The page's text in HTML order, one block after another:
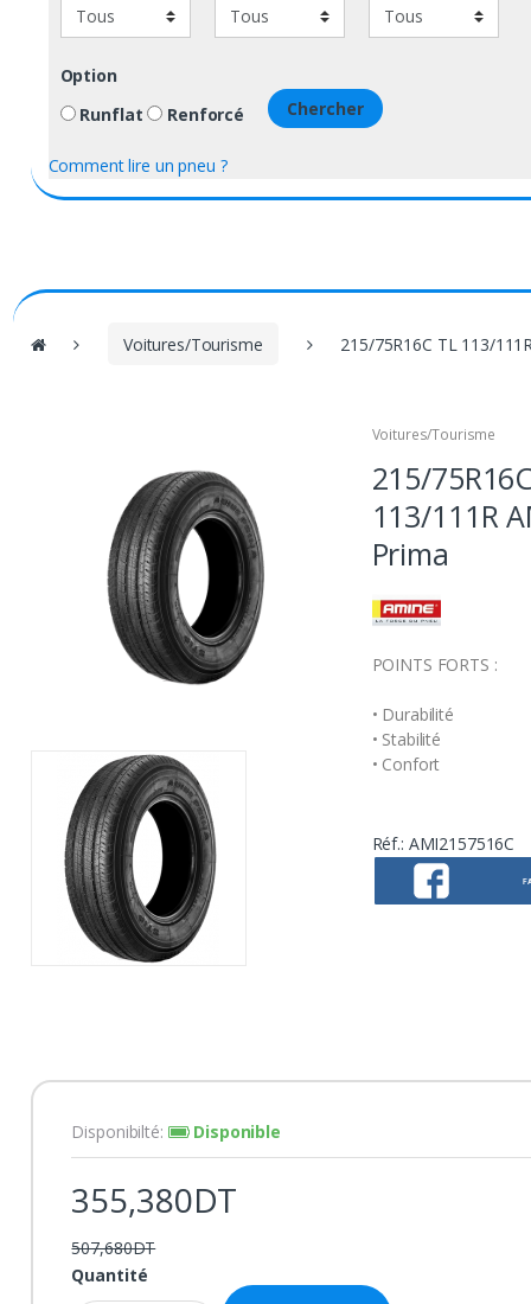
Option
Runflat
Renforcé Chercher
Comment lire un pneu ?
V
Voitures/Tourisme 215/75R16C TL 113/
Voitures/Tourisme
215/
113/111R
Prima
POINTS FORTS :
• Durabilité
• Stabilité
• Confort
Réf.: AMI2157516C
Disponibilté: Disponible
355,380DT
507,680DT
Quantité